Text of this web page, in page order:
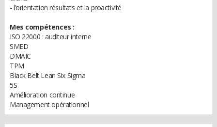
- l’orientation résultats et la proactivité
Mes compétences :
ISO 22000 : auditeur interne
SMED
DMAIC
TPM
Black Belt Lean Six Sigma
5S
Amélioration continue
Management opérationnel